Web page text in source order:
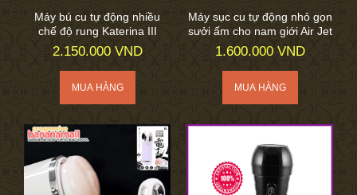
Máy bú cu tự động nhiều
chế độ rung Katerina III
2.150.000 VND
Máy sục cu tự động nhỏ gọn
sưởi ấm cho nam giới Air Jet
1.600.000 VND